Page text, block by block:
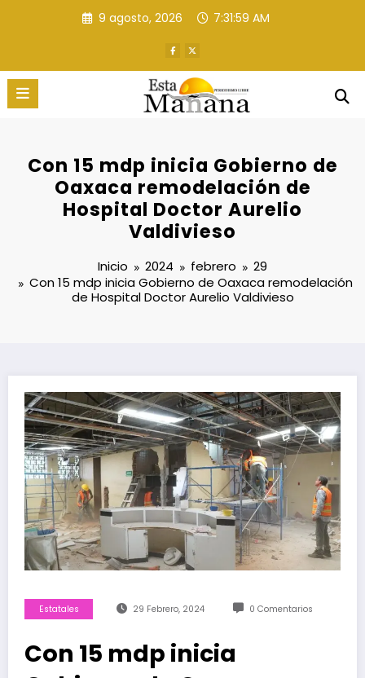
9 agosto, 2026 7:32:00 AM
Con 15 mdp inicia Gobierno de
Oaxaca remodelación de
Hospital Doctor Aurelio
Valdivieso
Inicio 2024 febrero
29
Con 15 mdp inicia Gobierno de Oaxaca remodelación
de Hospital Doctor Aurelio Valdivieso
Estatales 29 Febrero, 2024 0 Comentarios
Con 15 mdp inicia